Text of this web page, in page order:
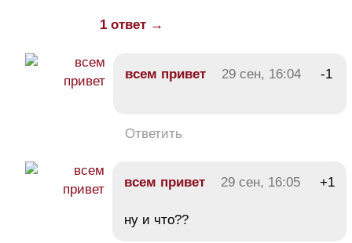
1 ответ →
всем привет 29 сен, 16:04 -1
Ответить
всем привет 29 сен, 16:05 +1
ну и что??